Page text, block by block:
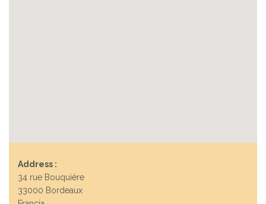
Address :
34 rue Bouquière
33000 Bordeaux